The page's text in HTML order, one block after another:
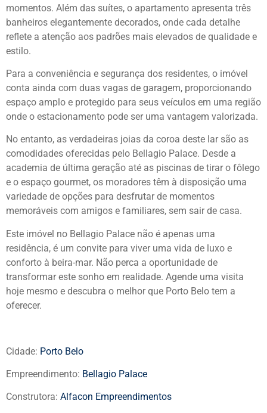
momentos. Além das suítes, o apartamento apresenta três
banheiros elegantemente decorados, onde cada detalhe
reflete a atenção aos padrões mais elevados de qualidade e
estilo.
Para a conveniência e segurança dos residentes, o imóvel
conta ainda com duas vagas de garagem, proporcionando
espaço amplo e protegido para seus veículos em uma região
onde o estacionamento pode ser uma vantagem valorizada.
No entanto, as verdadeiras joias da coroa deste lar são as
comodidades oferecidas pelo Bellagio Palace. Desde a
academia de última geração até as piscinas de tirar o fôlego
e o espaço gourmet, os moradores têm à disposição uma
variedade de opções para desfrutar de momentos
memoráveis com amigos e familiares, sem sair de casa.
Este imóvel no Bellagio Palace não é apenas uma
residência, é um convite para viver uma vida de luxo e
conforto à beira-mar. Não perca a oportunidade de
transformar este sonho em realidade. Agende uma visita
hoje mesmo e descubra o melhor que Porto Belo tem a
oferecer.
Cidade: Porto Belo
Empreendimento: Bellagio Palace
Construtora: Alfacon Empreendimentos